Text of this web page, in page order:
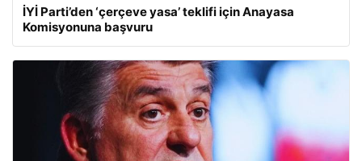
İYİ Parti’den ‘çerçeve yasa’ teklifi için Anayasa
Komisyonuna başvuru